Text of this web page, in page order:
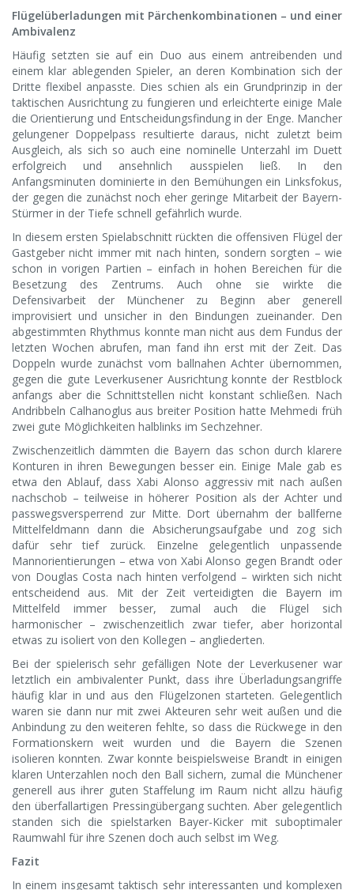
Flügelüberladungen mit Pärchenkombinationen – und einer
Ambivalenz
Häufig setzten sie auf ein Duo aus einem antreibenden und
einem klar ablegenden Spieler, an deren Kombination sich der
Dritte flexibel anpasste. Dies schien als ein Grundprinzip in der
taktischen Ausrichtung zu fungieren und erleichterte einige Male
die Orientierung und Entscheidungsfindung in der Enge. Mancher
gelungener Doppelpass resultierte daraus, nicht zuletzt beim
Ausgleich, als sich so auch eine nominelle Unterzahl im Duett
erfolgreich und ansehnlich ausspielen ließ. In den
Anfangsminuten dominierte in den Bemühungen ein Linksfokus,
der gegen die zunächst noch eher geringe Mitarbeit der Bayern-
Stürmer in der Tiefe schnell gefährlich wurde.
In diesem ersten Spielabschnitt rückten die offensiven Flügel der
Gastgeber nicht immer mit nach hinten, sondern sorgten – wie
schon in vorigen Partien – einfach in hohen Bereichen für die
Besetzung des Zentrums. Auch ohne sie wirkte die
Defensivarbeit der Münchener zu Beginn aber generell
improvisiert und unsicher in den Bindungen zueinander. Den
abgestimmten Rhythmus konnte man nicht aus dem Fundus der
letzten Wochen abrufen, man fand ihn erst mit der Zeit. Das
Doppeln wurde zunächst vom ballnahen Achter übernommen,
gegen die gute Leverkusener Ausrichtung konnte der Restblock
anfangs aber die Schnittstellen nicht konstant schließen. Nach
Andribbeln Calhanoglus aus breiter Position hatte Mehmedi früh
zwei gute Möglichkeiten halblinks im Sechzehner.
Zwischenzeitlich dämmten die Bayern das schon durch klarere
Konturen in ihren Bewegungen besser ein. Einige Male gab es
etwa den Ablauf, dass Xabi Alonso aggressiv mit nach außen
nachschob – teilweise in höherer Position als der Achter und
passwegsversperrend zur Mitte. Dort übernahm der ballferne
Mittelfeldmann dann die Absicherungsaufgabe und zog sich
dafür sehr tief zurück. Einzelne gelegentlich unpassende
Mannorientierungen – etwa von Xabi Alonso gegen Brandt oder
von Douglas Costa nach hinten verfolgend – wirkten sich nicht
entscheidend aus. Mit der Zeit verteidigten die Bayern im
Mittelfeld immer besser, zumal auch die Flügel sich
harmonischer – zwischenzeitlich zwar tiefer, aber horizontal
etwas zu isoliert von den Kollegen – angliederten.
Bei der spielerisch sehr gefälligen Note der Leverkusener war
letztlich ein ambivalenter Punkt, dass ihre Überladungsangriffe
häufig klar in und aus den Flügelzonen starteten. Gelegentlich
waren sie dann nur mit zwei Akteuren sehr weit außen und die
Anbindung zu den weiteren fehlte, so dass die Rückwege in den
Formationskern weit wurden und die Bayern die Szenen
isolieren konnten. Zwar konnte beispielsweise Brandt in einigen
klaren Unterzahlen noch den Ball sichern, zumal die Münchener
generell aus ihrer guten Staffelung im Raum nicht allzu häufig
den überfallartigen Pressingübergang suchten. Aber gelegentlich
standen sich die spielstarken Bayer-Kicker mit suboptimaler
Raumwahl für ihre Szenen doch auch selbst im Weg.
Fazit
In einem insgesamt taktisch sehr interessanten und komplexen